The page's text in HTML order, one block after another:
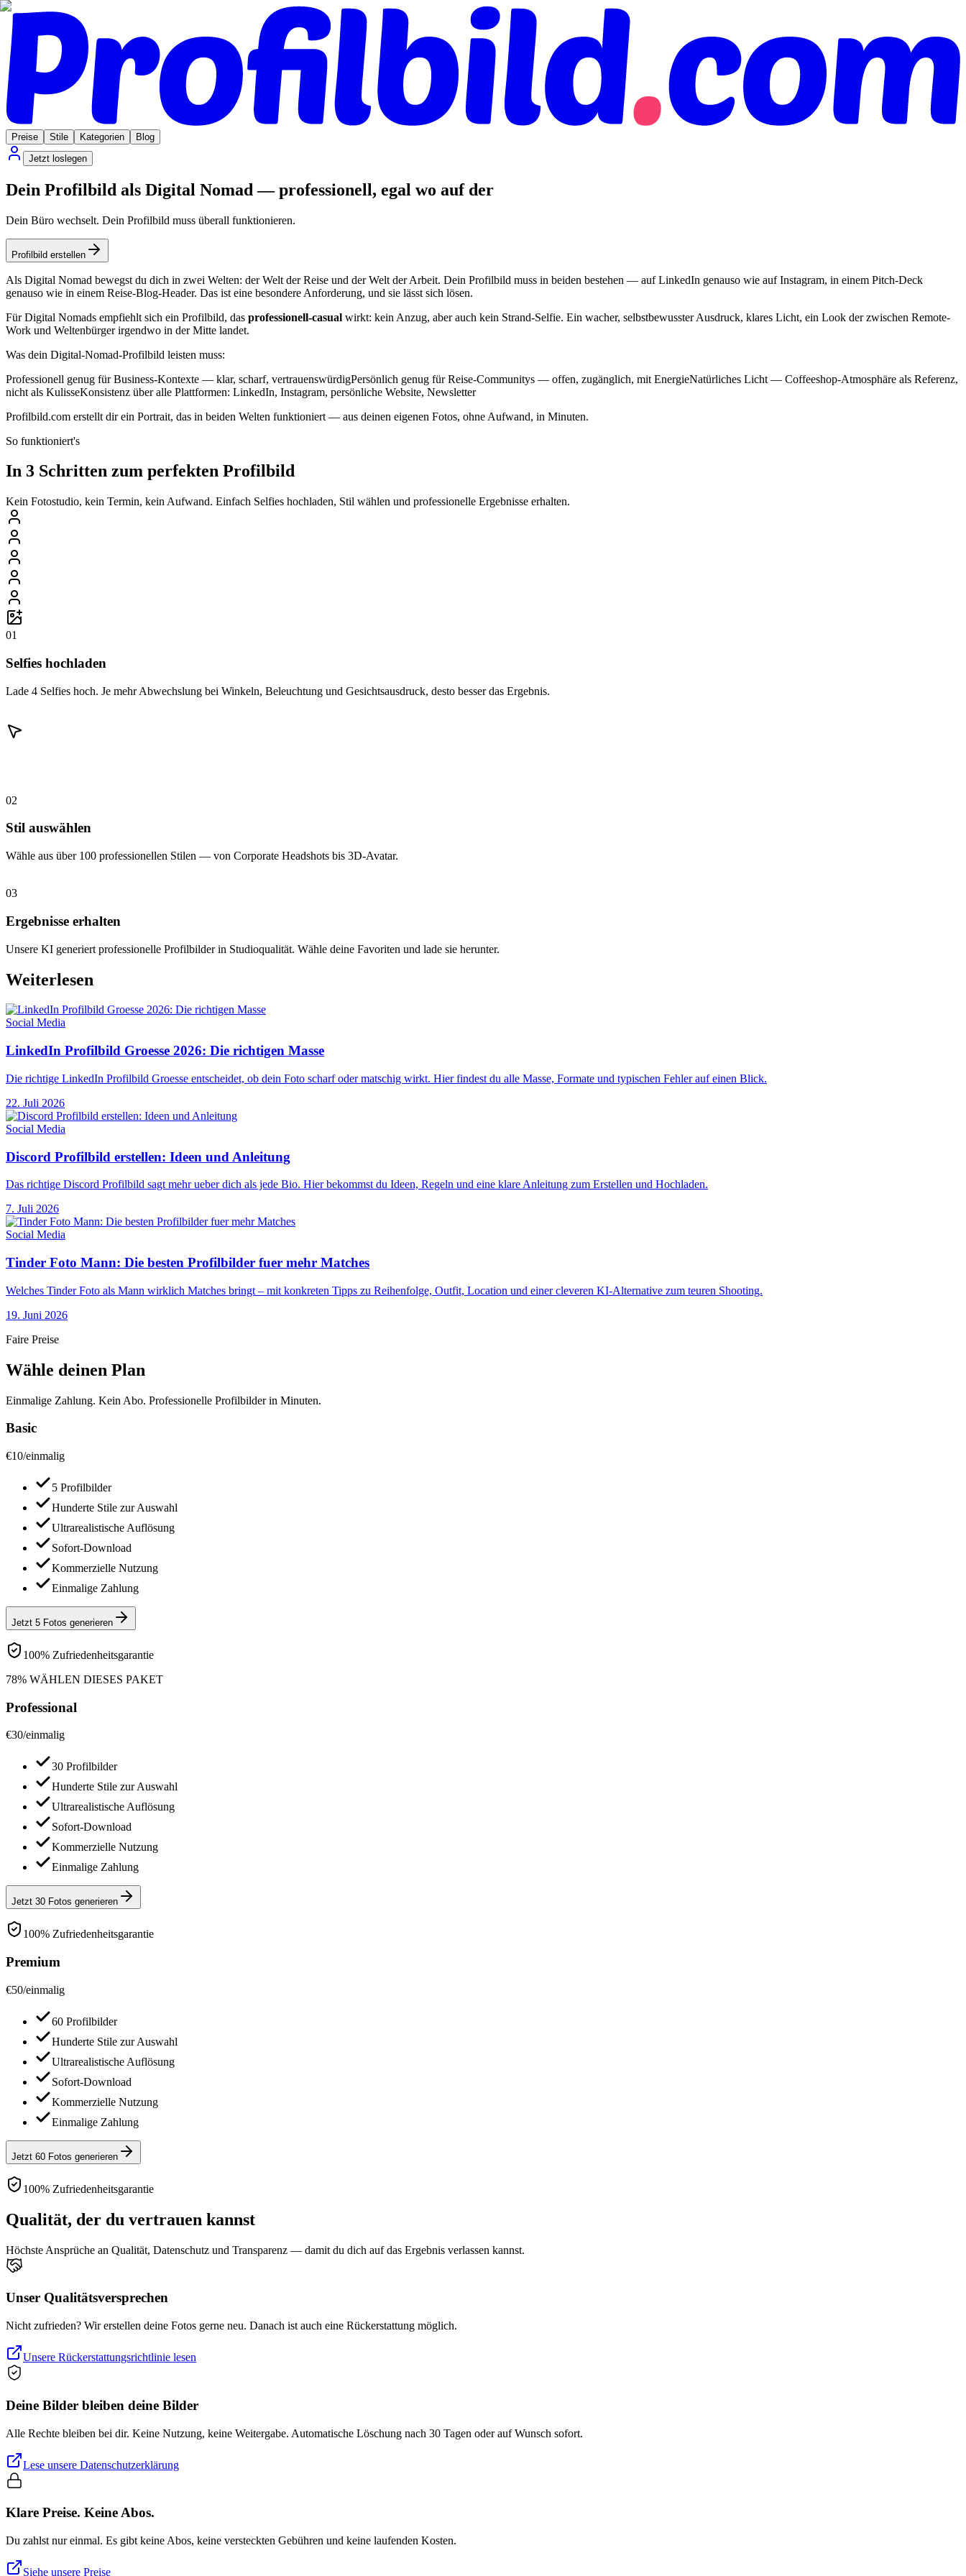
Preise Stile Kategorien
Blog
Jetzt loslegen
Dein Profilbild als Digital Nomad — professionell, egal wo auf der
Dein Büro wechselt. Dein Profilbild muss überall funktionieren.
Profilbild erstellen
Als Digital Nomad bewegst du dich in zwei Welten: der Welt der Reise und der Welt der Arbeit. Dein Profilbild muss in beiden bestehen — auf LinkedIn genauso wie auf Instagram, in einem Pitch-Deck
genauso wie in einem Reise-Blog-Header. Das ist eine besondere Anforderung, und sie lässt sich lösen.
Für Digital Nomads empfiehlt sich ein Profilbild, das professionell-casual wirkt: kein Anzug, aber auch kein Strand-Selfie. Ein wacher, selbstbewusster Ausdruck, klares Licht, ein Look der zwischen Remote-
Work und Weltenbürger irgendwo in der Mitte landet.
Was dein Digital-Nomad-Profilbild leisten muss:
Professionell genug für Business-Kontexte — klar, scharf, vertrauenswürdigPersönlich genug für Reise-Communitys — offen, zugänglich, mit EnergieNatürliches Licht — Coffeeshop-Atmosphäre als Referenz,
nicht als KulisseKonsistenz über alle Plattformen: LinkedIn, Instagram, persönliche Website, Newsletter
Profilbild.com erstellt dir ein Portrait, das in beiden Welten funktioniert — aus deinen eigenen Fotos, ohne Aufwand, in Minuten.
So funktioniert's
In 3 Schritten zum perfekten Profilbild
Kein Fotostudio, kein Termin, kein Aufwand. Einfach Selfies hochladen, Stil wählen und professionelle Ergebnisse erhalten.
01
Selfies hochladen
Lade 4 Selfies hoch. Je mehr Abwechslung bei Winkeln, Beleuchtung und Gesichtsausdruck, desto besser das Ergebnis.
02
Stil auswählen
Wähle aus über 100 professionellen Stilen — von Corporate Headshots bis 3D-Avatar.
03
Ergebnisse erhalten
Unsere KI generiert professionelle Profilbilder in Studioqualität. Wähle deine Favoriten und lade sie herunter.
Weiterlesen
Social Media
LinkedIn Profilbild Groesse 2026: Die richtigen Masse
Die richtige LinkedIn Profilbild Groesse entscheidet, ob dein Foto scharf oder matschig wirkt. Hier findest du alle Masse, Formate und typischen Fehler auf einen Blick.
22. Juli 2026
Social Media
Discord Profilbild erstellen: Ideen und Anleitung
Das richtige Discord Profilbild sagt mehr ueber dich als jede Bio. Hier bekommst du Ideen, Regeln und eine klare Anleitung zum Erstellen und Hochladen.
7. Juli 2026
Social Media
Tinder Foto Mann: Die besten Profilbilder fuer mehr Matches
Welches Tinder Foto als Mann wirklich Matches bringt – mit konkreten Tipps zu Reihenfolge, Outfit, Location und einer cleveren KI-Alternative zum teuren Shooting.
19. Juni 2026
Faire Preise
Wähle deinen Plan
Einmalige Zahlung. Kein Abo. Professionelle Profilbilder in Minuten.
Basic
€10/einmalig
5 Profilbilder
Hunderte Stile zur Auswahl
Ultrarealistische Auflösung
Sofort-Download
Kommerzielle Nutzung
Einmalige Zahlung
Jetzt 5 Fotos generieren
100% Zufriedenheitsgarantie
78% WÄHLEN DIESES PAKET
Professional
€30/einmalig
30 Profilbilder
Hunderte Stile zur Auswahl
Ultrarealistische Auflösung
Sofort-Download
Kommerzielle Nutzung
Einmalige Zahlung
Jetzt 30 Fotos generieren
100% Zufriedenheitsgarantie
Premium
€50/einmalig
60 Profilbilder
Hunderte Stile zur Auswahl
Ultrarealistische Auflösung
Sofort-Download
Kommerzielle Nutzung
Einmalige Zahlung
Jetzt 60 Fotos generieren
100% Zufriedenheitsgarantie
Qualität, der du vertrauen kannst
Höchste Ansprüche an Qualität, Datenschutz und Transparenz — damit du dich auf das Ergebnis verlassen kannst.
Unser Qualitätsversprechen
Nicht zufrieden? Wir erstellen deine Fotos gerne neu. Danach ist auch eine Rückerstattung möglich.
Unsere Rückerstattungsrichtlinie lesen
Deine Bilder bleiben deine Bilder
Alle Rechte bleiben bei dir. Keine Nutzung, keine Weitergabe. Automatische Löschung nach 30 Tagen oder auf Wunsch sofort.
Lese unsere Datenschutzerklärung
Klare Preise. Keine Abos.
Du zahlst nur einmal. Es gibt keine Abos, keine versteckten Gebühren und keine laufenden Kosten.
Siehe unsere Preise